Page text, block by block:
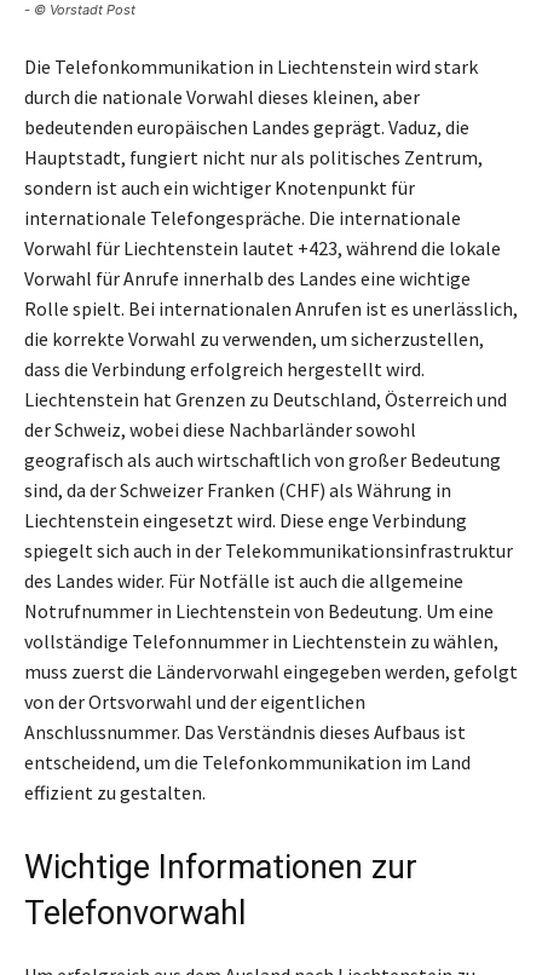
- © Vorstadt Post
Die Telefonkommunikation in Liechtenstein wird stark
durch die nationale Vorwahl dieses kleinen, aber
bedeutenden europäischen Landes geprägt. Vaduz, die
Hauptstadt, fungiert nicht nur als politisches Zentrum,
sondern ist auch ein wichtiger Knotenpunkt für
internationale Telefongespräche. Die internationale
Vorwahl für Liechtenstein lautet +423, während die lokale
Vorwahl für Anrufe innerhalb des Landes eine wichtige
Rolle spielt. Bei internationalen Anrufen ist es unerlässlich,
die korrekte Vorwahl zu verwenden, um sicherzustellen,
dass die Verbindung erfolgreich hergestellt wird.
Liechtenstein hat Grenzen zu Deutschland, Österreich und
der Schweiz, wobei diese Nachbarländer sowohl
geografisch als auch wirtschaftlich von großer Bedeutung
sind, da der Schweizer Franken (CHF) als Währung in
Liechtenstein eingesetzt wird. Diese enge Verbindung
spiegelt sich auch in der Telekommunikationsinfrastruktur
des Landes wider. Für Notfälle ist auch die allgemeine
Notrufnummer in Liechtenstein von Bedeutung. Um eine
vollständige Telefonnummer in Liechtenstein zu wählen,
muss zuerst die Ländervorwahl eingegeben werden, gefolgt
von der Ortsvorwahl und der eigentlichen
Anschlussnummer. Das Verständnis dieses Aufbaus ist
entscheidend, um die Telefonkommunikation im Land
effizient zu gestalten.
Wichtige Informationen zur
Telefonvorwahl